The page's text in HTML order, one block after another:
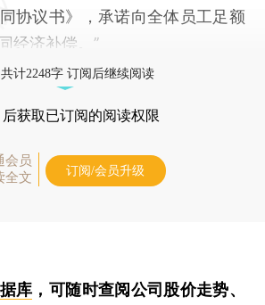
协议书》，承诺向全体员工足额
经济补偿。”
计2248字 订阅后继续阅读
后获取已订阅的阅读权限
会员
全文
订阅/会员升级
库 ，可随时查阅公司股价走势、